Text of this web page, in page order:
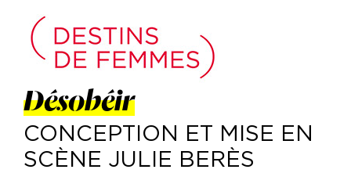
Désobéir
CONCEPTION ET MISE EN
SCÈNE JULIE BERÈS